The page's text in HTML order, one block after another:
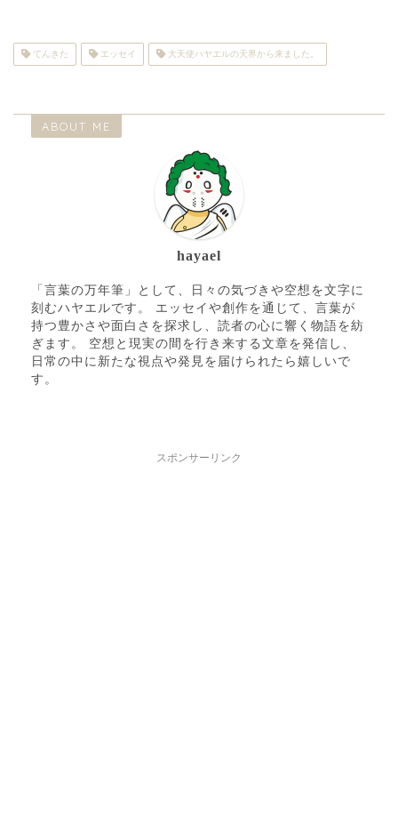
てんきた エッセイ 大天使ハヤエルの天界から来ました。
ABOUT ME
hayael
「言葉の万年筆」として、日々の気づきや空想を文字に
刻むハヤエルです。 エッセイや創作を通じて、言葉が
持つ豊かさや面白さを探求し、読者の心に響く物語を紡
ぎます。 空想と現実の間を行き来する文章を発信し、
日常の中に新たな視点や発見を届けられたら嬉しいで
す。
スポンサーリンク